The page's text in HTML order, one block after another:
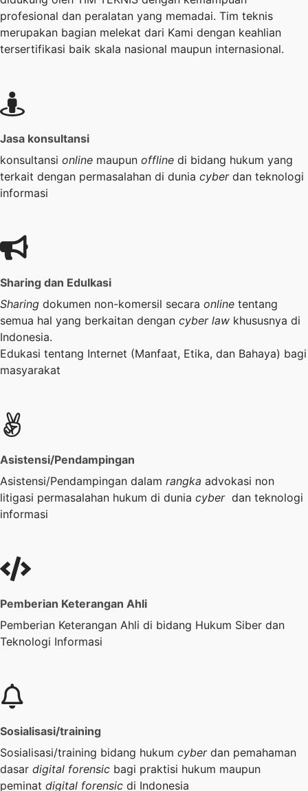
profesional dan peralatan yang memadai. Tim teknis
merupakan bagian melekat dari Kami dengan keahlian
tersertifikasi baik skala nasional maupun internasional.
Jasa konsultansi
konsultansi online maupun offline di bidang hukum yang
terkait dengan permasalahan di dunia cyber dan teknologi
informasi
Sharing dan Edulkasi
Sharing dokumen non-komersil secara online tentang
semua hal yang berkaitan dengan cyber law khususnya di
Indonesia.
Edukasi tentang Internet (Manfaat, Etika, dan Bahaya) bagi
masyarakat
Asistensi/Pendampingan
Asistensi/Pendampingan dalam rangka advokasi non
litigasi permasalahan hukum di dunia cyber dan teknologi
informasi
Pemberian Keterangan Ahli
Pemberian Keterangan Ahli di bidang Hukum Siber dan
Teknologi Informasi
Sosialisasi/training
Sosialisasi/training bidang hukum cyberdan pemahaman
dasar digital forensic bagi praktisi hukum maupun
peminat digital forensic di Indonesia